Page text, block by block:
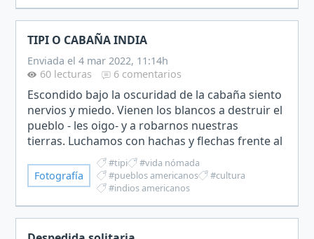
TIPI O CABAÑA INDIA
Enviada el 4 mar 2022, 11:14h
60 lecturas
6 comentarios
​Escondido bajo la oscuridad de la cabaña siento
nervios y miedo. Vienen los blancos a destruir el
pueblo - les oigo- y a robarnos nuestras
tierras. Luchamos con hachas y flechas frente al
fuego y destrucción de la pólvora. Aquí espero la
lle…
Fotografía
#tipi
#vida nómada
#pueblos americanos
#cultura
#indios americanos